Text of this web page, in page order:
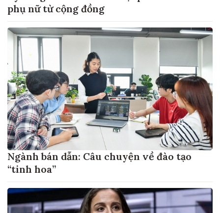
phụ nữ từ cộng đồng
Ngành bán dẫn: Câu chuyện về đào tạo
“tinh hoa”